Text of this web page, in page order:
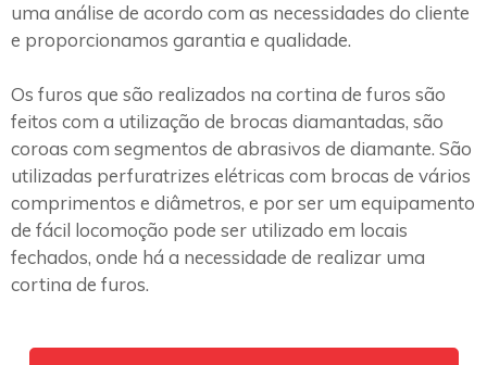
uma análise de acordo com as necessidades do cliente
e proporcionamos garantia e qualidade.
Os furos que são realizados na cortina de furos são
feitos com a utilização de brocas diamantadas, são
coroas com segmentos de abrasivos de diamante. São
utilizadas perfuratrizes elétricas com brocas de vários
comprimentos e diâmetros, e por ser um equipamento
de fácil locomoção pode ser utilizado em locais
fechados, onde há a necessidade de realizar uma
cortina de furos.